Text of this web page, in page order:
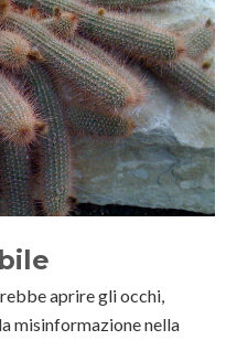
aprire gli occhi,
misinformazione nella